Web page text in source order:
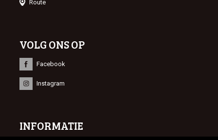
Route
VOLG ONS OP
Facebook
Instagram
INFORMATIE